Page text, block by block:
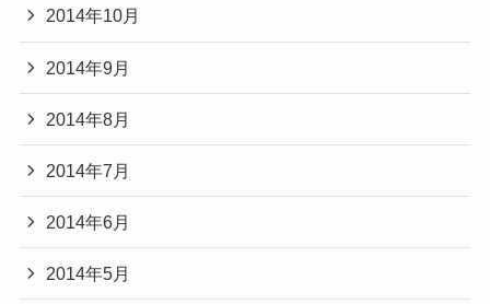
2014年10月
2014年9月
2014年8月
2014年7月
2014年6月
2014年5月